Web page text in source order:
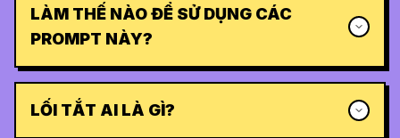
LÀM THẾ NÀO ĐỂ SỬ DỤNG CÁC
PROMPT NÀY?
LỐI TẮT AI LÀ GÌ?